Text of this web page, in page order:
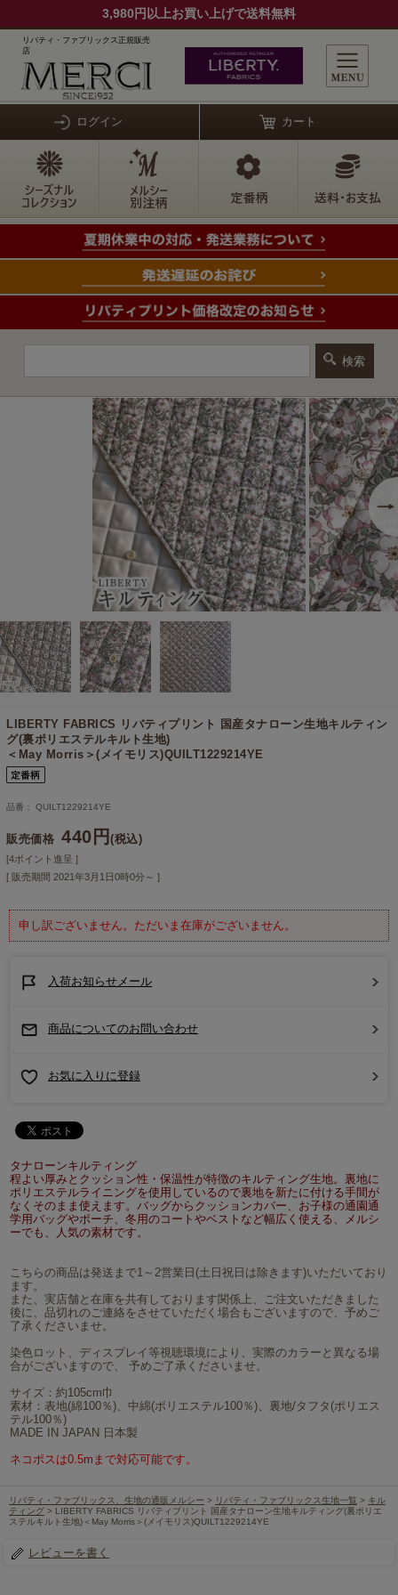
3,980円以上お買い上げで送料無料
リバティ・ファブリックス正規販売
店
ログイン カート
LIBERTY FABRICS リバティプリント 国産タナローン生地キルティン
グ(裏ポリエステルキルト生地)
＜May Morris＞(メイモリス)QUILT1229214YE
品番： QUILT1229214YE
販売価格 440円(税込)
[4ポイント進呈 ]
[ 販売期間 2021年3月1日0時0分 ～ ]
申し訳ございません。ただいま在庫がございません。
入荷お知らせメール
商品についてのお問い合わせ
お気に入りに登録
タナローンキルティング
程よい厚みとクッション性・保温性が特徴のキルティング生地。裏地に
ポリエステルライニングを使用しているので裏地を新たに付ける手間が
なくそのまま使えます。バッグからクッションカバー、お子様の通園通
学用バッグやポーチ、冬用のコートやベストなど幅広く使える、メルシ
ーでも、人気の素材です。
こちらの商品は発送まで1～2営業日(土日祝日は除きます)いただいており
ます。
また、実店舗と在庫を共有しております関係上、ご注文いただきました
後に、品切れのご連絡をさせていただく場合もございますので、予めご
了承くださいませ。
染色ロット、ディスプレイ等視聴環境により、実際のカラーと異なる場
合がございますので、 予めご了承くださいませ。
サイズ：約105cm巾
素材：表地(綿100％)、中綿(ポリエステル100％)、裏地/タフタ(ポリエス
テル100％)
MADE IN JAPAN 日本製
ネコポスは0.5mまで対応可能です。
リバティ・ファブリックス、生地の通販メルシー > リバティ・ファブリックス生地一覧 > キル
ティング > LIBERTY FABRICS リバティプリント 国産タナローン生地キルティング(裏ポリエ
ステルキルト生地)＜May Morris＞(メイモリス)QUILT1229214YE
レビューを書く